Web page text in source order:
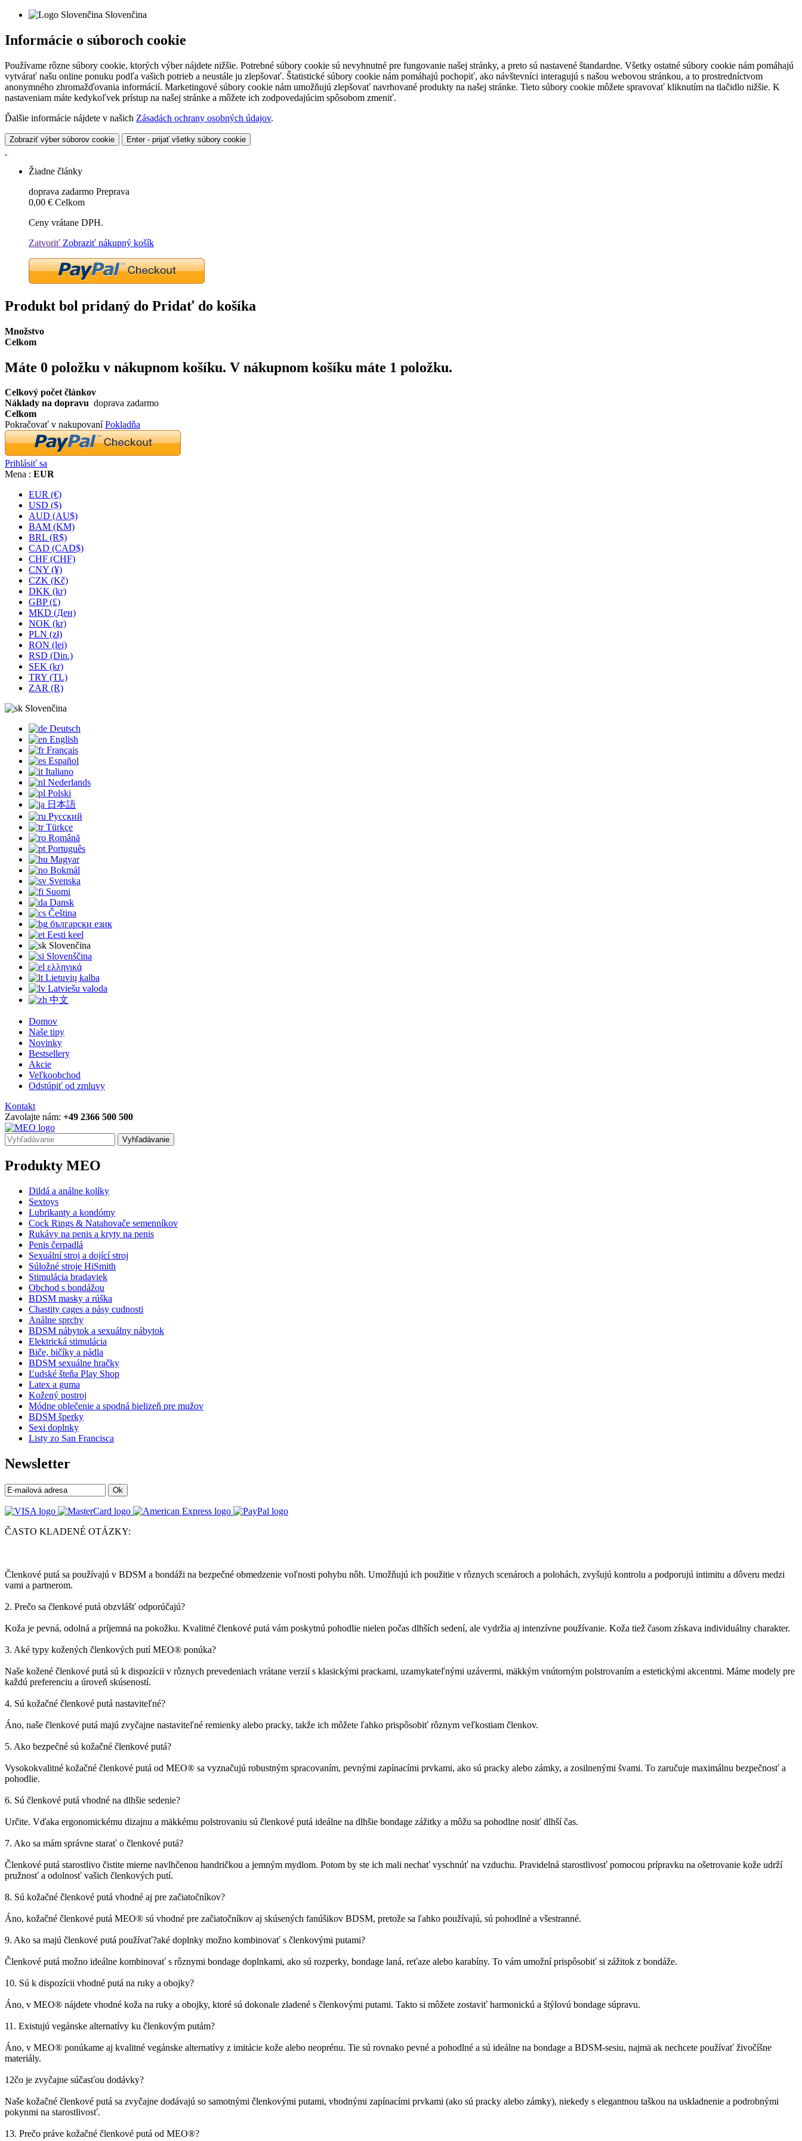
Slovenčina
Informácie o súboroch cookie
Používame rôzne súbory cookie, ktorých výber nájdete nižšie. Potrebné súbory cookie sú nevyhnutné pre fungovanie našej stránky, a preto sú nastavené štandardne. Všetky ostatné súbory cookie nám pomáhajú
vytvárať našu online ponuku podľa vašich potrieb a neustále ju zlepšovať. Štatistické súbory cookie nám pomáhajú pochopiť, ako návštevníci interagujú s našou webovou stránkou, a to prostredníctvom
anonymného zhromažďovania informácií. Marketingové súbory cookie nám umožňujú zlepšovať navrhované produkty na našej stránke. Tieto súbory cookie môžete spravovať kliknutím na tlačidlo nižšie. K
nastaveniam máte kedykoľvek prístup na našej stránke a môžete ich zodpovedajúcim spôsobom zmeniť.
Ďalšie informácie nájdete v našich Zásadách ochrany osobných údajov.
Zobraziť výber súborov cookie Enter - prijať všetky súbory cookie
Žiadne články
doprava zadarmo Preprava
0,00 € Celkom
Ceny vrátane DPH.
Zatvoriť Zobraziť nákupný košík
Produkt bol pridaný do Pridať do košíka
Množstvo
Celkom
Máte 0 položku v nákupnom košíku. V nákupnom košíku máte 1 položku.
Celkový počet článkov
Náklady na dopravu doprava zadarmo
Celkom
Pokračovať v nakupovaníPokladňa
Prihlásiť sa
Mena : EUR
EUR (€)
USD ($)
AUD (AU$)
BAM (KM)
BRL (R$)
CAD (CAD$)
CHF (CHF)
CNY (¥)
CZK (Kč)
DKK (kr)
GBP (£)
MKD (Ден)
NOK (kr)
PLN (zł)
RON (lei)
RSD (Din.)
SEK (kr)
TRY (TL)
ZAR (R)
Slovenčina
Deutsch
English
Français
Español
Italiano
Nederlands
Polski
日本語
Русский
Türkçe
Română
Português
Magyar
Bokmål
Svenska
Suomi
Dansk
Čeština
български език
Eesti keel
Slovenčina
Slovenščina
ελληνικά
Lietuvių kalba
Latviešu valoda
中文
Domov
Naše tipy
Novinky
Bestsellery
Akcie
Veľkoobchod
Odstúpiť od zmluvy
Kontakt
Zavolajte nám: +49 2366 500 500
Vyhľadávanie
Produkty MEO
Dildá a análne kolíky
Sextoys
Lubrikanty a kondómy
Cock Rings & Natahovače semenníkov
Rukávy na penis a kryty na penis
Penis čerpadlá
Sexuální stroj a dojící stroj
Súložné stroje HiSmith
Stimulácia bradaviek
Obchod s bondážou
BDSM masky a rúška
Chastity cages a pásy cudnosti
Análne sprchy
BDSM nábytok a sexuálny nábytok
Elektrická stimulácia
Biče, bičíky a pádla
BDSM sexuálne hračky
Ľudské šteňa Play Shop
Latex a guma
Kožený postroj
Módne oblečenie a spodná bielizeň pre mužov
BDSM šperky
Sexi doplnky
Listy zo San Francisca
Newsletter
Ok
ČASTO KLADENÉ OTÁZKY:
Členkové putá sa používajú v BDSM a bondáži na bezpečné obmedzenie voľnosti pohybu nôh. Umožňujú ich použitie v rôznych scenároch a polohách, zvyšujú kontrolu a podporujú intimitu a dôveru medzi
vami a partnerom.
2. Prečo sa členkové putá obzvlášť odporúčajú?
Koža je pevná, odolná a príjemná na pokožku. Kvalitné členkové putá vám poskytnú pohodlie nielen počas dlhších sedení, ale vydržia aj intenzívne používanie. Koža tiež časom získava individuálny charakter.
3. Aké typy kožených členkových putí MEO® ponúka?
Naše kožené členkové putá sú k dispozícii v rôznych prevedeniach vrátane verzií s klasickými prackami, uzamykateľnými uzávermi, mäkkým vnútorným polstrovaním a estetickými akcentmi. Máme modely pre
každú preferenciu a úroveň skúseností.
4. Sú kožačné členkové putá nastaviteľné?
Áno, naše členkové putá majú zvyčajne nastaviteľné remienky alebo pracky, takže ich môžete ľahko prispôsobiť rôznym veľkostiam členkov.
5. Ako bezpečné sú kožačné členkové putá?
Vysokokvalitné kožačné členkové putá od MEO® sa vyznačujú robustným spracovaním, pevnými zapínacími prvkami, ako sú pracky alebo zámky, a zosilnenými švami. To zaručuje maximálnu bezpečnosť a
pohodlie.
6. Sú členkové putá vhodné na dlhšie sedenie?
Určite. Vďaka ergonomickému dizajnu a mäkkému polstrovaniu sú členkové putá ideálne na dlhšie bondage zážitky a môžu sa pohodlne nosiť dlhší čas.
7. Ako sa mám správne starať o členkové putá?
Členkové putá starostlivo čistite mierne navlhčenou handričkou a jemným mydlom. Potom by ste ich mali nechať vyschnúť na vzduchu. Pravidelná starostlivosť pomocou prípravku na ošetrovanie kože udrží
pružnosť a odolnosť vašich členkových putí.
8. Sú kožačné členkové putá vhodné aj pre začiatočníkov?
Áno, kožačné členkové putá MEO® sú vhodné pre začiatočníkov aj skúsených fanúšikov BDSM, pretože sa ľahko používajú, sú pohodlné a všestranné.
9. Ako sa majú členkové putá používať?aké doplnky možno kombinovať s členkovými putami?
Členkové putá možno ideálne kombinovať s rôznymi bondage doplnkami, ako sú rozperky, bondage laná, reťaze alebo karabíny. To vám umožní prispôsobiť si zážitok z bondáže.
10. Sú k dispozícii vhodné putá na ruky a obojky?
Áno, v MEO® nájdete vhodné koža na ruky a obojky, ktoré sú dokonale zladené s členkovými putami. Takto si môžete zostaviť harmonickú a štýlovú bondage súpravu.
11. Existujú vegánske alternatívy ku členkovým putám?
Áno, v MEO® ponúkame aj kvalitné vegánske alternatívy z imitácie kože alebo neoprénu. Tie sú rovnako pevné a pohodlné a sú ideálne na bondage a BDSM-sesiu, najmä ak nechcete používať živočíšne
materiály.
12čo je zvyčajne súčasťou dodávky?
Naše kožačné členkové putá sa zvyčajne dodávajú so samotnými členkovými putami, vhodnými zapínacími prvkami (ako sú pracky alebo zámky), niekedy s elegantnou taškou na uskladnenie a podrobnými
pokynmi na starostlivosť.
13. Prečo práve kožačné členkové putá od MEO®?